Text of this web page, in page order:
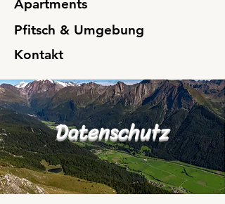
Apartments
Pfitsch & Umgebung
Kontakt
Datenschutz